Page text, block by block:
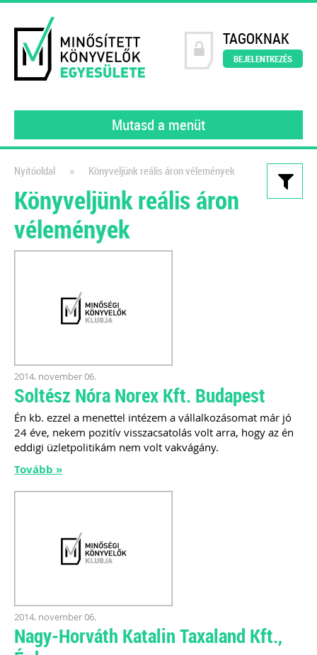
TAGOKNAK
BEJELENTKEZÉS
Mutasd a menüt
Kiadványaink
szakértői válasz III.
konkrét kérdésekre határozott válasz
már tartalmaz jogszabályi hivatkozást
is... Ingyenesen letölthető
tartalomjegyzékkel mutatunk
betekintést az érintett témakörökbe…
Kiadványunk online (pdf) formában
TAGJAINK INGYENESEN LETÖLTHETIK -
Még több szakmai kiadvány »
Nyitóoldal » Könyveljünk reális áron vélemények
Könyveljünk reális áron
vélemények
2014. november 06.
Soltész Nóra Norex Kft. Budapest
Én kb. ezzel a menettel intézem a vállalkozásomat már jó
24 éve, nekem pozitív visszacsatolás volt arra, hogy az én
eddigi üzletpolitikám nem volt vakvágány.
Tovább »
2014. november 06.
Nagy-Horváth Katalin Taxaland Kft.,